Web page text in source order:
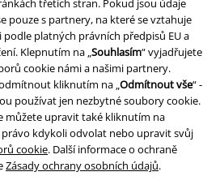
třetích stran. Pokud jsou údaje
pouze s partnery, na které se vztahuje
platných právních předpisů EU a
Klepnutím na „Souhlasím“ vyjadřujete
cookie námi a našimi partnery.
kliknutím na „Odmítnout vše“ -
používat jen nezbytné soubory cookie.
můžete upravit také kliknutím na
právo kdykoli odvolat nebo upravit svůj
cookie. Další informace o ochraně
Zásady ochrany osobních údajů.
poukaz